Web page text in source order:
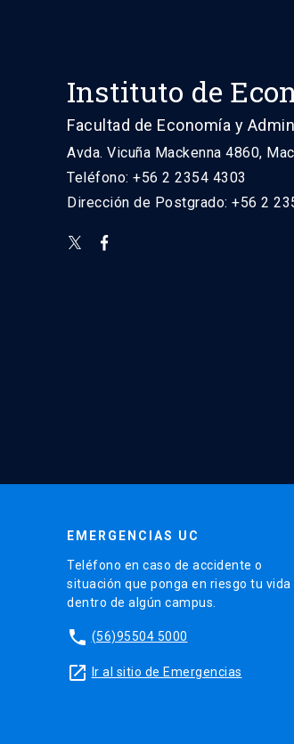
Instituto de
Facultad de Economía y
Avda. Vicuña Mackenna 4860,
Teléfono: +56 2 2354 4303
Dirección de Postgrado: +56 2
EMERGENCIAS UC
Teléfono en caso de accidente o
situación que ponga en riesgo tu vida
dentro de algún campus.
phone (56)95504 5000
launch Ir al sitio de Emergencias